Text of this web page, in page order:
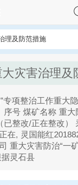
灾害治理及
专项整治工作重大
序号 煤矿名称 重
已整改/正在整改）
在, 灵国能红
重大灾害防治“一
灵石县
号 山西灵石国